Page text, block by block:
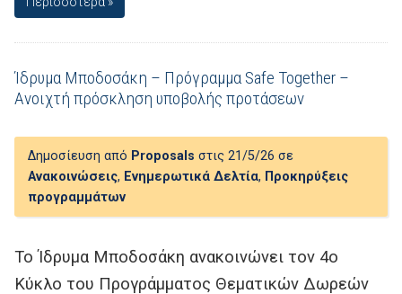
Ίδρυμα Μποδοσάκη – Πρόγραμμα Safe Together –
Ανοιχτή πρόσκληση υποβολής προτάσεων
Δημοσίευση από Proposals στις 21/5/26 σε
Ανακοινώσεις, Ενημερωτικά Δελτία, Προκηρύξεις
προγραμμάτων
Το Ίδρυμα Μποδοσάκη ανακοινώνει τον 4ο
Κύκλο του Προγράμματος Θεματικών Δωρεών